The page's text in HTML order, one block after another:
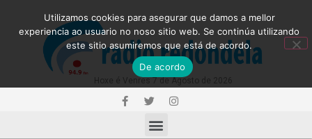
Utilizamos cookies para asegurar que damos a mellor
experiencia ao usuario no noso sitio web. Se continúa utilizando
este sitio asumiremos que está de acordo.
De acordo